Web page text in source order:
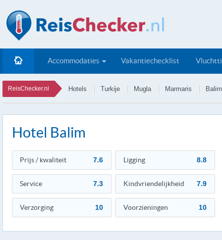
Accommodaties Vakantiechecklist
ReisChecker.nl Hotels Turkije Mugla Marmaris Balim
Hotel Balim
Prijs / kwaliteit 7.6 Ligging 8.8
Service 7.3 Kindvriendelijkheid 7.9
Verzorging 10 Voorzieningen 10